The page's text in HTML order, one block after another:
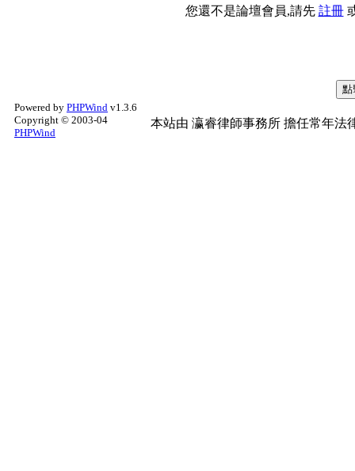
您還不是論壇會員,請先 註冊
Powered by PHPWind v1.3.6
Copyright © 2003-04
PHPWind
本站由 瀛睿律師事務所 擔任常年法